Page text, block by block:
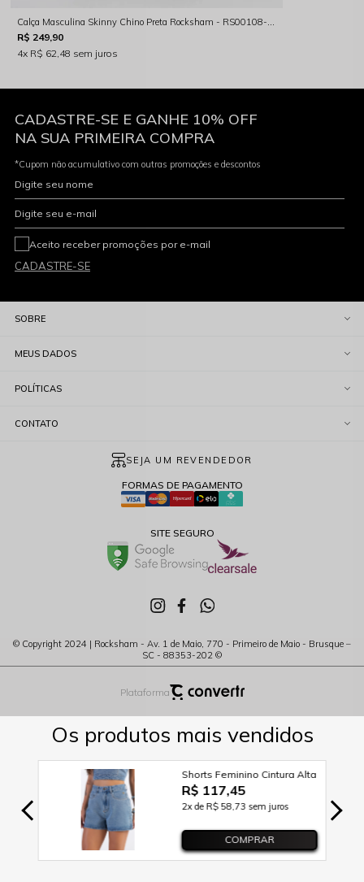
Calça Masculina Skinny Chino Preta Rocksham - RS00108-20003
R$ 249,90
4x R$ 62,48 sem juros
CADASTRE-SE E GANHE 10% OFF
NA SUA PRIMEIRA COMPRA
*Cupom não acumulativo com outras promoções e descontos
Digite seu nome
Digite seu e-mail
CADASTRE-SE
Aceito receber promoções por e-mail
SOBRE
MEUS DADOS
POLÍTICAS
CONTATO
FORMAS DE PAGAMENTO
SITE SEGURO
SEJA UM REVENDEDOR
© Copyright 2024 | Rocksham - Av. 1 de Maio, 770 - Primeiro de Maio - Brusque –
SC - 88353-202 ©
Plataforma